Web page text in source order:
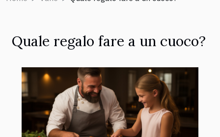
Quale regalo fare a un cuoco?